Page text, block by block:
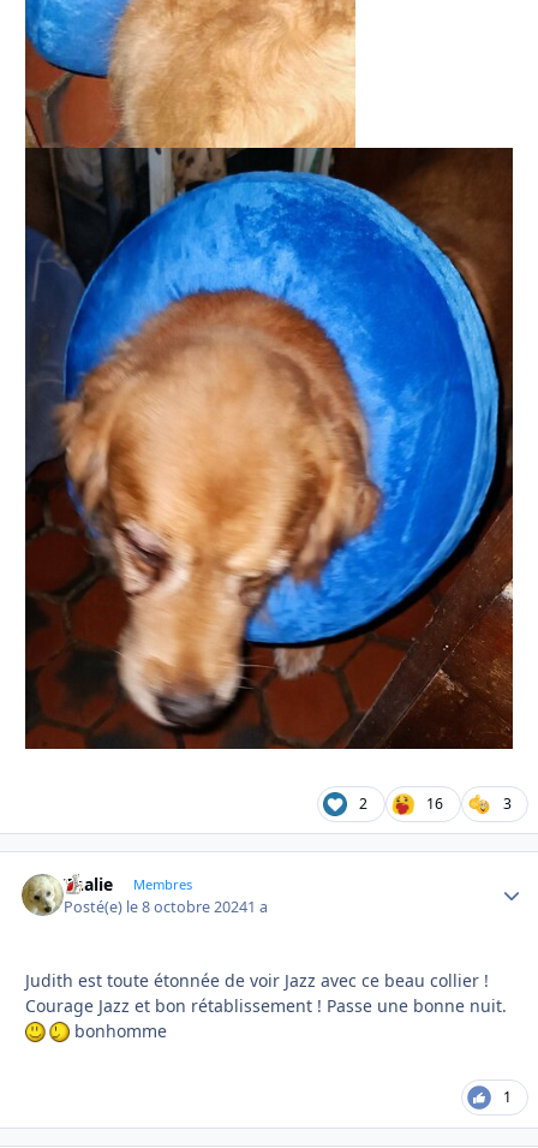
2 16 3
Thalie Membres
Posté(e) le 8 octobre 20241 a
Judith est toute étonnée de voir Jazz avec ce beau collier !
Courage Jazz et bon rétablissement ! Passe une bonne nuit.
bonhomme
1